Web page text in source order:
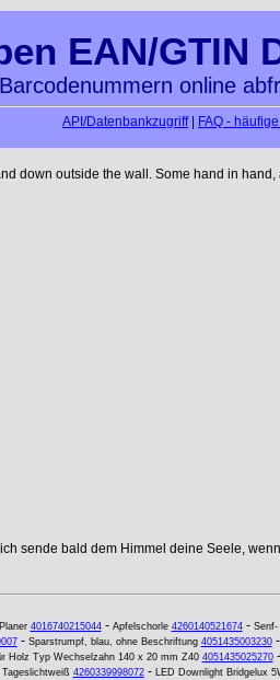
EAN/GTIN
online
API/Datenbankzugriff| FAQ -
down outside the wall. Some hand in
sende bald dem Himmel deine Seele,
Planer 4016740215044- Apfelschorle 4260140521674- Senf-
- Sparstrumpf, blau, ohne Beschriftung 4051435003230-
Holz Typ Wechselzahn 140 x 20 mm Z40 4051435025270-
4260339998072- LED Downlight Bridgelux